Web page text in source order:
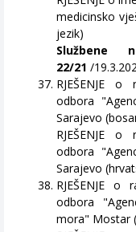
medicinsko
jezik)
Službene
22/21 /
RJEŠENJE
odbora
Sarajevo
RJEŠENJE
odbora
Sarajevo
RJEŠENJE
odbora
mora" Mostar